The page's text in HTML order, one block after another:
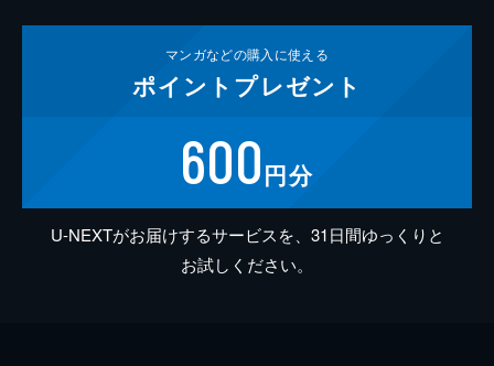
マンガなどの購入に使える
ポイント プレゼント
600円分
U-NEXTがお届けするサービスを、31日間ゆっくりと
お試しください。